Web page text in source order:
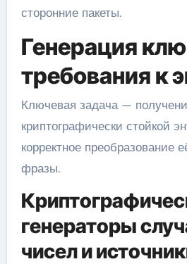
сторонние пакеты.
Генерация
требования к
Ключевая задача —
криптографически стойкой
корректное преобразование
фразы.
генераторы
чисел и